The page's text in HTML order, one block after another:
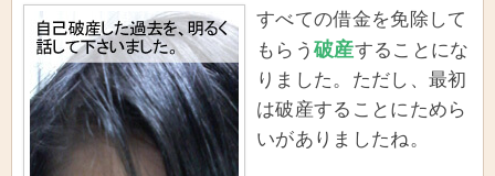
すべての借金を免除して
もらう破産することにな
りました。ただし、最初
は破産することにためら
いがありましたね。